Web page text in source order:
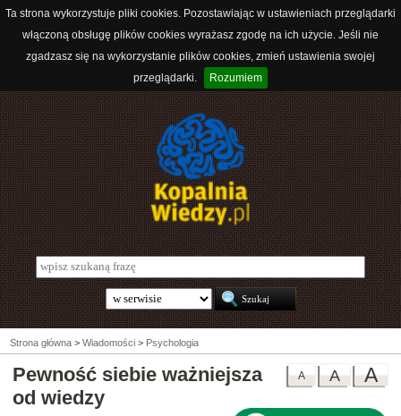
Ta strona wykorzystuje pliki cookies. Pozostawiając w ustawieniach przeglądarki
włączoną obsługę plików cookies wyrażasz zgodę na ich użycie. Jeśli nie
zgadzasz się na wykorzystanie plików cookies, zmień ustawienia swojej
przeglądarki.
Rozumiem
Strona główna > Wiadomości > Psychologia
A
A
A
Pewność siebie ważniejsza
od wiedzy